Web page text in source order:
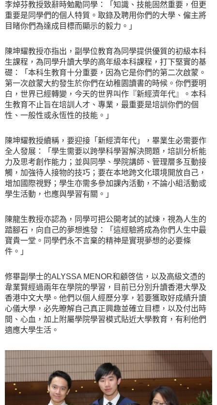
李焯芬教授致辭時勉勵同學：「知識、技能固然重要，但更
重要是同學們的個人特質。取錄及聘用你們的大學、僱主將
目睹你們為達成目標而顯示的毅力。」
陳坤耀教授亦指出，副學位教育為同學提供優質的初級本科
生課程，為同學升讀大學的高年級本科課程，打下堅實的基
礎：「本科生教育十分重要，因為它是你們的第二次啟蒙。
第一次啟蒙大約發生於你們在幼稚園讀書的時候。你們要明
白，世界已經轉變，今天的世界叫作『新經濟年代』。本科
生教育不止旨在培訓人才、專業，最重要是培訓你們的個
性、一般性或永恆性的技能。」
陳坤耀教授續稱，要迎接「新經濟年代」，畢業生必需要作
全人發展：「學生需要以跨學科學習解決問題，培訓分析能
力及思考創作能力；並與同學、學院講師、管理層多互動接
觸，加強待人接物的技巧；要在本地跨文化環境開放自己，
增加國際視野；學生亦需多參加課內活動，不論小組活動或
學生活動，也應與學習有關。」
陳龍生教授亦認為，同學可把公開考試的試煉，視為人生的
踏腳石，向自己的夢想進發：「這經驗將成為你們人生中最
寶貴一堂。同學們永不言棄的精神是實現夢想的必要條
件。」
修畢副學士的ALYSSA MENOR和顧啓信，以及高級文憑的
韋業賢經過兩年在學院的學習，目前已分別升讀香港大學及
香港中文大學。他們以個人經歷分享，若要獲取好成績升讀
心儀大學，必先瞭解自己真正興趣並確立目標，以及付出時
間、心血，加上附屬學院學習模式貼近大學教育，有利他們
適應大學生活。